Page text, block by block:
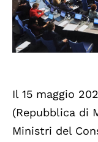
Il 15 maggio
(Repubblica di
Ministri del